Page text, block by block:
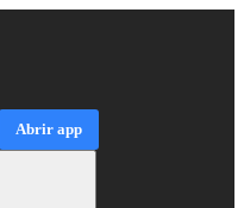
Abrir app